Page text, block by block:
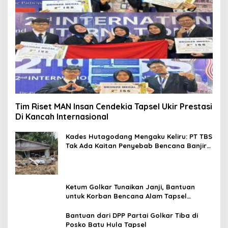
Tim Riset MAN Insan Cendekia Tapsel Ukir Prestasi
Di Kancah Internasional
Kades Hutagodang Mengaku Keliru: PT TBS
Tak Ada Kaitan Penyebab Bencana Banjir
Ketum Golkar Tunaikan Janji, Bantuan
untuk Korban Bencana Alam Tapsel
Bantuan dari DPP Partai Golkar Tiba di
Posko Batu Hula Tapsel